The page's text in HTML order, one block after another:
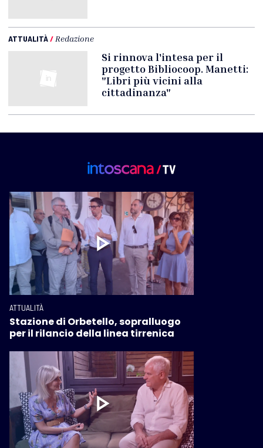
ATTUALITÀ/ Redazione
Si rinnova l'intesa per il
progetto Bibliocoop. Manetti:
"Libri più vicini alla
cittadinanza"
ATTUALITÀ
Stazione di Orbetello, sopralluogo
per il rilancio della linea tirrenica